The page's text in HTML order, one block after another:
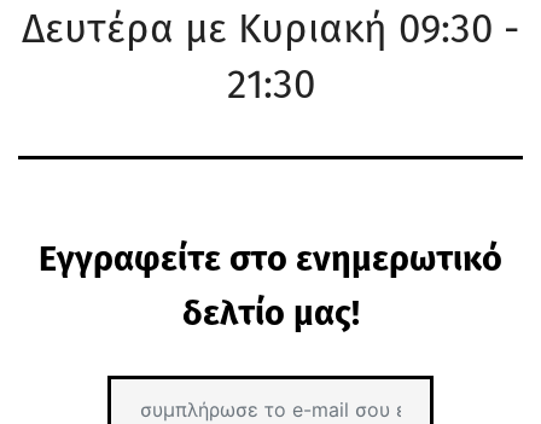
Δευτέρα με Κυριακή 09:30 -
21:30
Εγγραφείτε στο ενημερωτικό
δελτίο μας!